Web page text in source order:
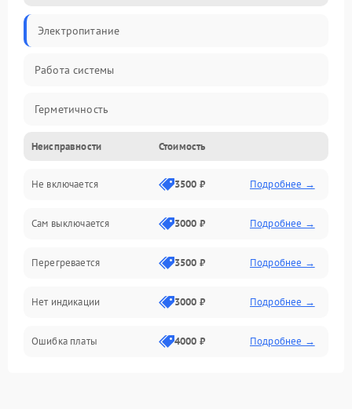
Электропитание
Работа системы
Герметичность
Механика
Неисправности Стоимость
Не включается 3500 ₽ Подробнее →
Сам выключается 3000 ₽ Подробнее →
Перегревается 3500 ₽ Подробнее →
Нет индикации 3000 ₽ Подробнее →
Ошибка платы 4000 ₽ Подробнее →